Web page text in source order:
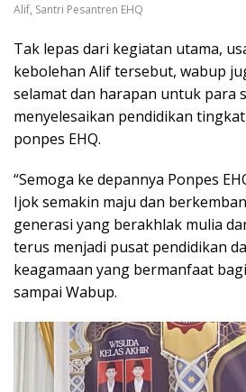
Alif, Santri Pesantren EHQ
Tak lepas dari kegiatan utama,
kebolehan Alif tersebut, wabup
selamat dan harapan untuk para
menyelesaikan pendidikan
ponpes EHQ.
“Semoga ke depannya Ponpes
Ijok semakin maju dan
generasi yang berakhlak mulia
terus menjadi pusat pendidikan
keagamaan yang bermanfaat
sampai Wabup.